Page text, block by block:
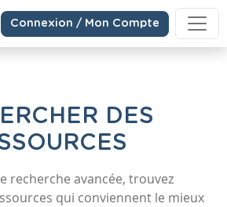
Connexion / Mon Compte
DES
recherche avancée, trouvez
qui conviennent le mieux